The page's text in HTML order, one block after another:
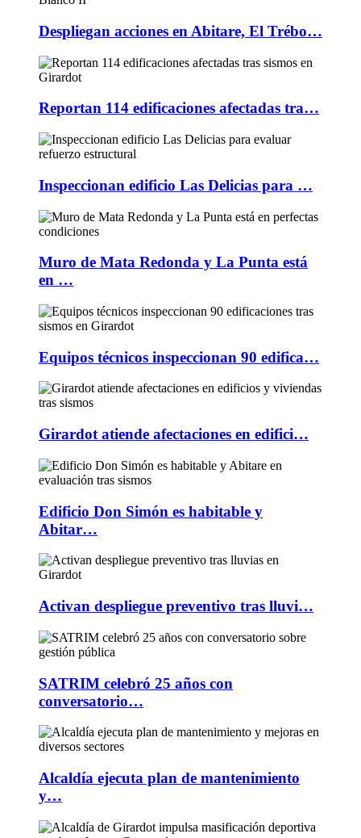
Despliegan acciones en Abitare, El Trébo…
Reportan 114 edificaciones afectadas tra…
Inspeccionan edificio Las Delicias para …
Muro de Mata Redonda y La Punta está
en …
Equipos técnicos inspeccionan 90 edifica…
Girardot atiende afectaciones en edifici…
Edificio Don Simón es habitable y
Abitar…
Activan despliegue preventivo tras lluvi…
SATRIM celebró 25 años con
conversatorio…
Alcaldía ejecuta plan de mantenimiento
y…